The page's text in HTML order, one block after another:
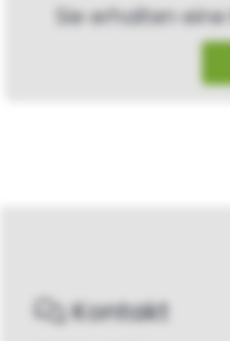
Sie erhalten
Kontakt